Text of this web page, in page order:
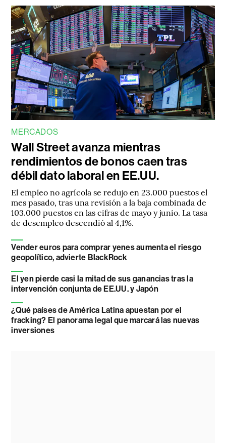
MERCADOS
Wall Street avanza mientras
rendimientos de bonos caen tras
débil dato laboral en EE.UU.
El empleo no agrícola se redujo en 23.000 puestos el
mes pasado, tras una revisión a la baja combinada de
103.000 puestos en las cifras de mayo y junio. La tasa
de desempleo descendió al 4,1%.
Vender euros para comprar yenes aumenta el riesgo
geopolítico, advierte BlackRock
El yen pierde casi la mitad de sus ganancias tras la
intervención conjunta de EE.UU. y Japón
¿Qué países de América Latina apuestan por el
fracking? El panorama legal que marcará las nuevas
inversiones